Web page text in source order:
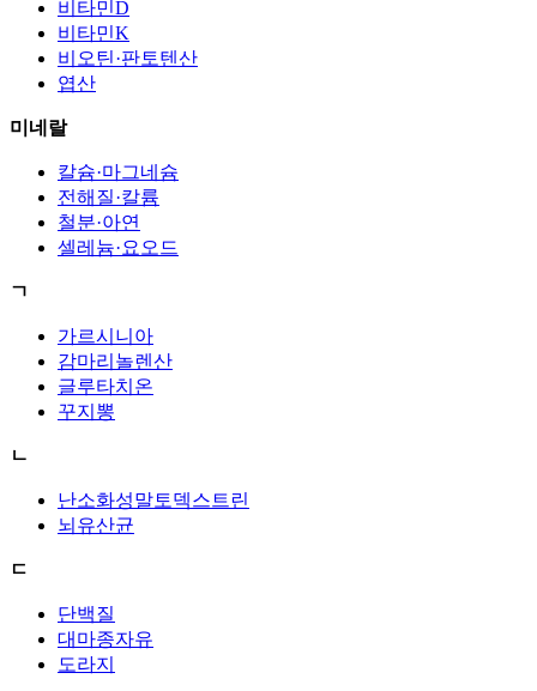
비타민D
비타민K
비오틴·판토텐산
엽산
미네랄
칼슘·마그네슘
전해질·칼륨
철분·아연
셀레늄·요오드
ㄱ
가르시니아
감마리놀렌산
글루타치온
꾸지뽕
ㄴ
난소화성말토덱스트린
뇌유산균
ㄷ
단백질
대마종자유
도라지